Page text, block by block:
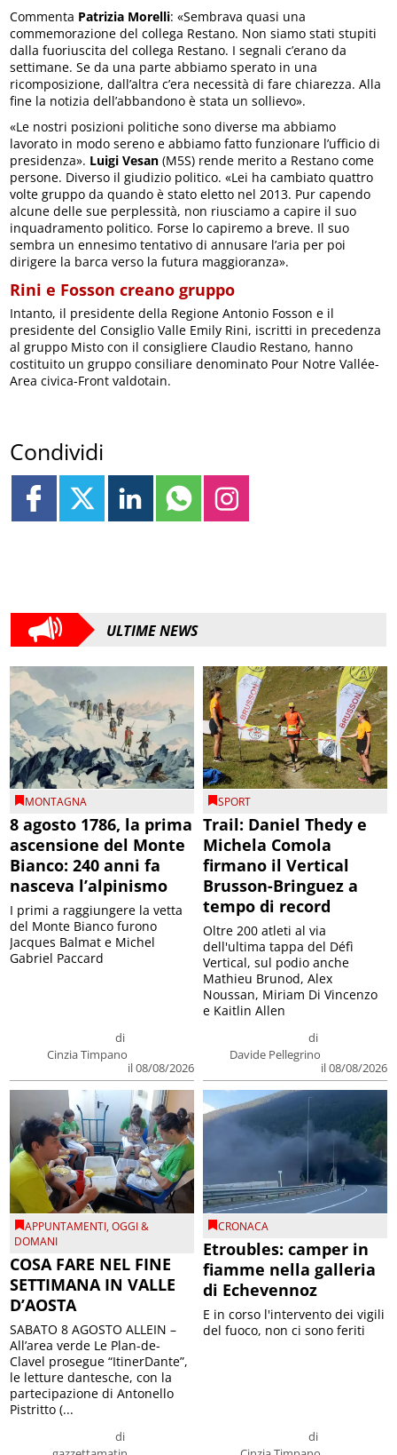
Commenta Patrizia Morelli: «Sembrava quasi una
commemorazione del collega Restano. Non siamo stati stupiti
dalla fuoriuscita del collega Restano. I segnali c’erano da
settimane. Se da una parte abbiamo sperato in una
ricomposizione, dall’altra c’era necessità di fare chiarezza. Alla
fine la notizia dell’abbandono è stata un sollievo».
«Le nostri posizioni politiche sono diverse ma abbiamo
lavorato in modo sereno e abbiamo fatto funzionare l’ufficio di
presidenza». Luigi Vesan (M5S) rende merito a Restano come
persone. Diverso il giudizio politico. «Lei ha cambiato quattro
volte gruppo da quando è stato eletto nel 2013. Pur capendo
alcune delle sue perplessità, non riusciamo a capire il suo
inquadramento politico. Forse lo capiremo a breve. Il suo
sembra un ennesimo tentativo di annusare l’aria per poi
dirigere la barca verso la futura maggioranza».
Rini e Fosson creano gruppo
Intanto, il presidente della Regione Antonio Fosson e il
presidente del Consiglio Valle Emily Rini, iscritti in precedenza
al gruppo Misto con il consigliere Claudio Restano, hanno
costituito un gruppo consiliare denominato Pour Notre Vallée-
Area civica-Front valdotain.
Condividi
ULTIME NEWS
MONTAGNA
8 agosto 1786, la prima
ascensione del Monte
Bianco: 240 anni fa
nasceva l’alpinismo
di
Cinzia Timpano
il 08/08/2026
I primi a raggiungere la vetta
del Monte Bianco furono
Jacques Balmat e Michel
Gabriel Paccard
SPORT
Trail: Daniel Thedy e
Michela Comola
firmano il Vertical
Brusson-Bringuez a
tempo di record
di
Davide Pellegrino
il 08/08/2026
Oltre 200 atleti al via
dell'ultima tappa del Défì
Vertical, sul podio anche
Mathieu Brunod, Alex
Noussan, Miriam Di Vincenzo
e Kaitlin Allen
APPUNTAMENTI,OGGI &
DOMANI
COSA FARE NEL FINE
SETTIMANA IN VALLE
D’AOSTA
di
SABATO 8 AGOSTO ALLEIN –
All’area verde Le Plan-de-
Clavel prosegue “ItinerDante”,
le letture dantesche, con la
partecipazione di Antonello
Pistritto (...
CRONACA
Etroubles: camper in
fiamme nella galleria
di Echevennoz
di
E in corso l'intervento dei vigili
del fuoco, non ci sono feriti